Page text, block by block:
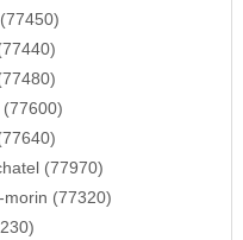
(77600)
(77970)
morin (77320)